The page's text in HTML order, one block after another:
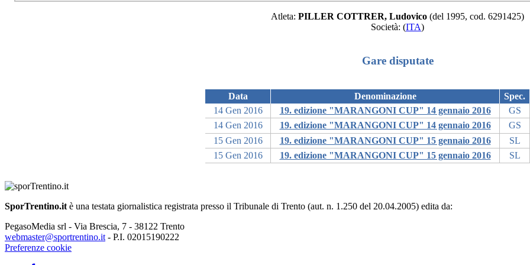
Atleta: PILLER COTTRER, Ludovico (del 1995, cod. 6291425)
Società: (ITA)
Gare disputate
Data Denominazione Spec.
14 Gen 2016
19. edizione "MARANGONI CUP" 14 gennaio 2016 GS
14 Gen 2016
19. edizione "MARANGONI CUP" 14 gennaio 2016 GS
15 Gen 2016
19. edizione "MARANGONI CUP" 15 gennaio 2016 SL
15 Gen 2016
19. edizione "MARANGONI CUP" 15 gennaio 2016 SL
SporTrentino.it è una testata giornalistica registrata presso il Tribunale di Trento (aut. n. 1.250 del 20.04.2005) edita da:
PegasoMedia srl - Via Brescia, 7 - 38122 Trento
webmaster@sportrentino.it - P.I. 02015190222
Preferenze cookie